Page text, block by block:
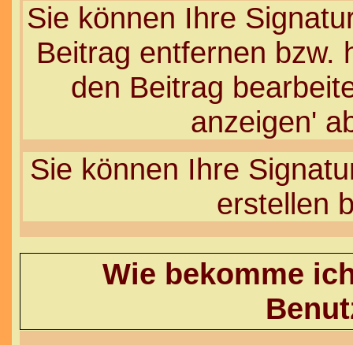
Sie können Ihre
Beitrag entfernen bzw.
den Beitrag
anzeigen'
Sie können Ihre
erstellen
Wie bekomme